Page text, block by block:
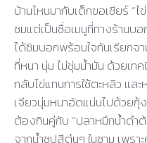
บ้านไหนมากับเด็กขอเชียร์ “ไ
ชมแต่เป็นชื่อเมนูที่ทางร้านบ
ได้ชิมบอกพร้อมใจกันเรียกจ
ที่หนา นุ่ม ไม่ชุ่มน้ำมัน ด้วยเท
กลับไข่แทนการใช้ตะหลิว แล
เจียวนุ่มหนาอัดแน่นไปด้วยกุ้
ต้องกินคู่กับ “ปลาหมึกน้ำดำต้
จากน้ำซุปสีตุ๋นๆ ในชาม เพร